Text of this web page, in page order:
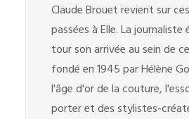
Claude Brouet revient sur
passées à Elle. La
tour son arrivée au sein de
fondé en 1945 par Hélène
l'âge d'or de la couture,
porter et des stylistes-